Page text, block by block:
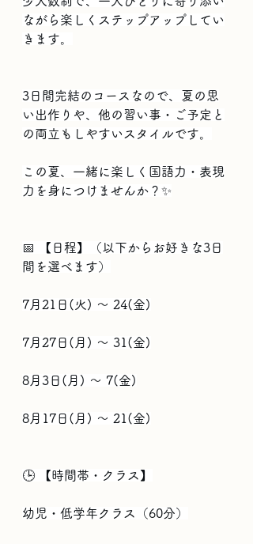
ながら楽しくステップアップしてい
きます。
3日間完結のコースなので、夏の思
い出作りや、他の習い事・ご予定と
の両立もしやすいスタイルです。
この夏、一緒に楽しく国語力・表現
力を身につけませんか？✨
📅 【日程】（以下からお好きな3日
間を選べます）
7月21日(火) ～ 24(金)
7月27日(月) ～ 31(金)
8月3日(月) ～ 7(金)
8月17日(月) ～ 21(金)
🕒 【時間帯・クラス】
幼児・低学年クラス（60分）